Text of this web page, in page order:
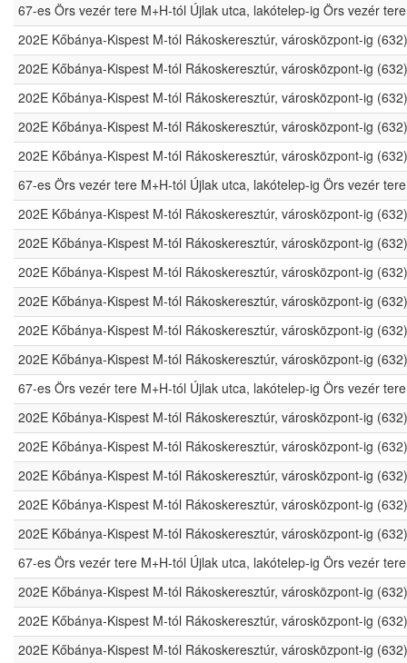
67-es Örs vezér tere M+H-tól Újlak utca, lakótelep-ig Örs vezér
202E Kőbánya-Kispest M-tól Rákoskeresztúr, városközpont-ig (632)
202E Kőbánya-Kispest M-tól Rákoskeresztúr, városközpont-ig (632)
202E Kőbánya-Kispest M-tól Rákoskeresztúr, városközpont-ig (632)
202E Kőbánya-Kispest M-tól Rákoskeresztúr, városközpont-ig (632)
202E Kőbánya-Kispest M-tól Rákoskeresztúr, városközpont-ig (632)
67-es Örs vezér tere M+H-tól Újlak utca, lakótelep-ig Örs vezér
202E Kőbánya-Kispest M-tól Rákoskeresztúr, városközpont-ig (632)
202E Kőbánya-Kispest M-tól Rákoskeresztúr, városközpont-ig (632)
202E Kőbánya-Kispest M-tól Rákoskeresztúr, városközpont-ig (632)
202E Kőbánya-Kispest M-tól Rákoskeresztúr, városközpont-ig (632)
202E Kőbánya-Kispest M-tól Rákoskeresztúr, városközpont-ig (632)
202E Kőbánya-Kispest M-tól Rákoskeresztúr, városközpont-ig (632)
67-es Örs vezér tere M+H-tól Újlak utca, lakótelep-ig Örs vezér
202E Kőbánya-Kispest M-tól Rákoskeresztúr, városközpont-ig (632)
202E Kőbánya-Kispest M-tól Rákoskeresztúr, városközpont-ig (632)
202E Kőbánya-Kispest M-tól Rákoskeresztúr, városközpont-ig (632)
202E Kőbánya-Kispest M-tól Rákoskeresztúr, városközpont-ig (632)
202E Kőbánya-Kispest M-tól Rákoskeresztúr, városközpont-ig (632)
67-es Örs vezér tere M+H-tól Újlak utca, lakótelep-ig Örs vezér
202E Kőbánya-Kispest M-tól Rákoskeresztúr, városközpont-ig (632)
202E Kőbánya-Kispest M-tól Rákoskeresztúr, városközpont-ig (632)
202E Kőbánya-Kispest M-tól Rákoskeresztúr, városközpont-ig (632)